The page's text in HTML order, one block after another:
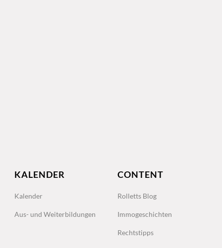
KALENDER
Kalender
Aus- und Weiterbildungen
CONTENT
Rolletts Blog
Immogeschichten
Rechtstipps